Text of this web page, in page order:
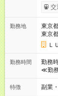
ます
万円
万6，
キル
す！ ◎昇給年1回（研修終了後） ◎賞与年2回（2月・8月）＋業
績賞与あり ◤スキルアップも
や頑
上アップした社
87％
交
勤務地
東京
東京
Ｌ
勤務時間
勤務
≪勤
分～
間） ＼平日夜も、ちゃんと「自分時間」がつくれます／ 残業は
特徴 副業